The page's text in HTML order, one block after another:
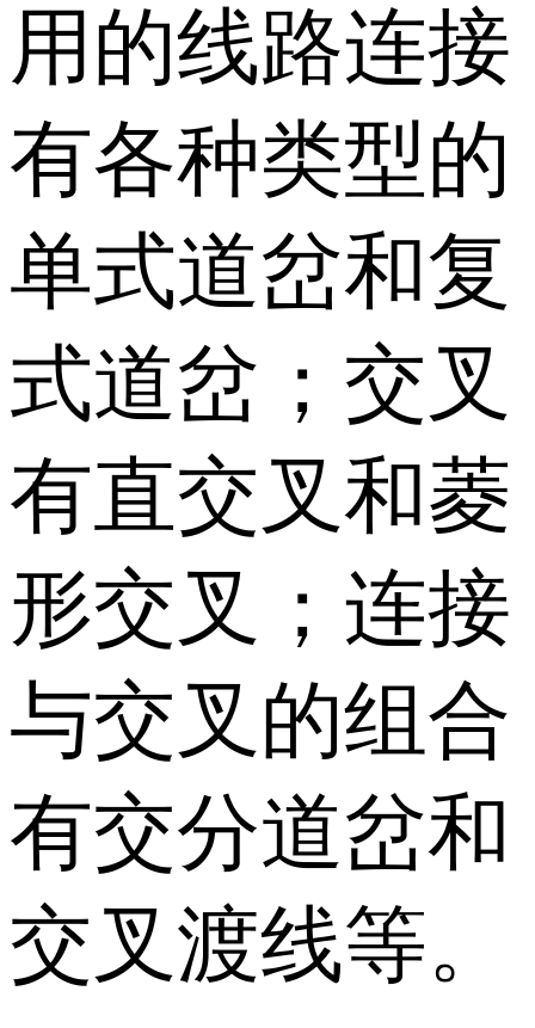
用的线路连接
有各种类型的
单式道岔和复
式道岔；交叉
有直交叉和菱
形交叉；连接
与交叉的组合
有交分道岔和
交叉渡线等。